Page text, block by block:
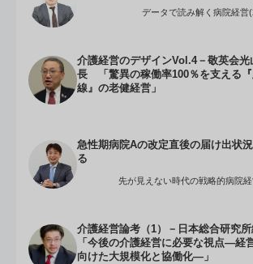
データで読み解く病院経営
介護経営のデザインVol.4－敬英会光
長 「驚異の稼働率100％を支える『
線』の老健経営」
急性期病院Aの改定直後の届け出状
る
先が見えない時代の戦略的病院経
介護経営論考（1）－日本総合研究
「今後の介護経営に必要な視点―経
向けた大規模化と協働化―」